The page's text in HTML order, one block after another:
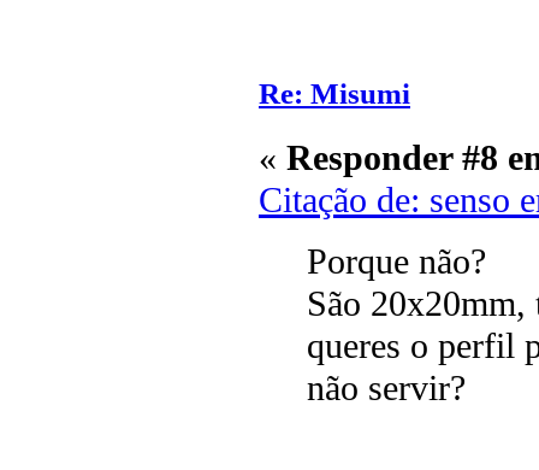
Re: Misumi
« Responder #8
Citação de: senso
Porque não?
São 20x20mm,
queres o perfil
não servir?